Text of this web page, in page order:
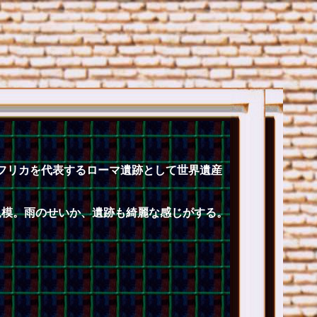
リカを代表するローマ遺跡として世界遺産
。雨のせいか、遺跡も綺麗な感じがする。